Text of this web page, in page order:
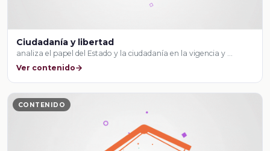
Ciudadanía y libertad
analiza el papel del Estado y la ciudadanía en la vigencia y …
Ver contenido
CONTENIDO